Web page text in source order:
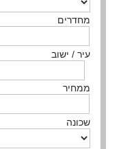
מחדרים
עיר / ישוב
ממחיר
שכונה